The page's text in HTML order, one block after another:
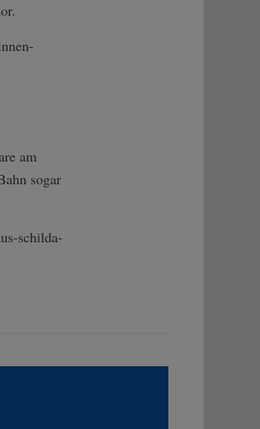
am
sogar
s­childa-